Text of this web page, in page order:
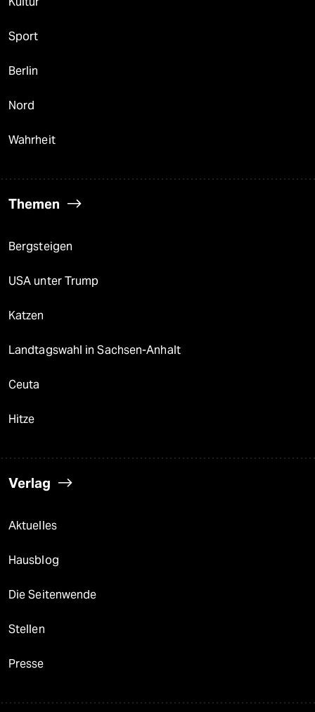
Sport
Berlin
Nord
Wahrheit
Themen
Bergsteigen
USA unter Trump
Katzen
Landtagswahl in Sachsen-Anhalt
Ceuta
Hitze
Verlag
Aktuelles
Hausblog
Die Seitenwende
Stellen
Presse